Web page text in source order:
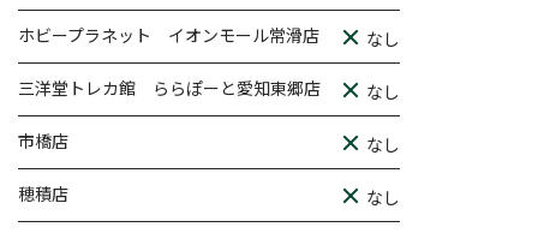
ホビープラネット イオンモール常滑店 なし
三洋堂トレカ館 ららぽーと愛知東郷店 なし
市橋店 なし
穂積店 なし